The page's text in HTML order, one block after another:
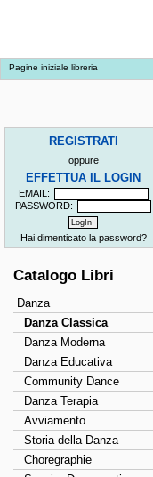
Pagine iniziale libreria
REGISTRATI
oppure
EFFETTUA IL LOGIN
EMAIL:
PASSWORD:
Hai dimenticato la password?
Catalogo Libri
Danza
Danza Classica
Danza Moderna
Danza Educativa
Community Dance
Danza Terapia
Avviamento
Storia della Danza
Choregraphie